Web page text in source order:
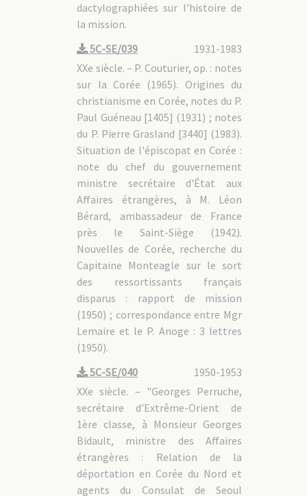
dactylographiées sur l'histoire de
la mission.
5C-SE/039
1931-1983
XXe siècle. – P. Couturier, op. : notes
sur la Corée (1965). Origines du
christianisme en Corée, notes du P.
Paul Guéneau [1405] (1931) ; notes
du P. Pierre Grasland [3440] (1983).
Situation de l'épiscopat en Corée :
note du chef du gouvernement
ministre secrétaire d'État aux
Affaires étrangères, à M. Léon
Bérard, ambassadeur de France
près le Saint-Siège (1942).
Nouvelles de Corée, recherche du
Capitaine Monteagle sur le sort
des ressortissants français
disparus : rapport de mission
(1950) ; correspondance entre Mgr
Lemaire et le P. Anoge : 3 lettres
(1950).
5C-SE/040
1950-1953
XXe siècle. – "Georges Perruche,
secrétaire d'Extrême-Orient de
1ère classe, à Monsieur Georges
Bidault, ministre des Affaires
étrangères : Relation de la
déportation en Corée du Nord et
agents du Consulat de Seoul